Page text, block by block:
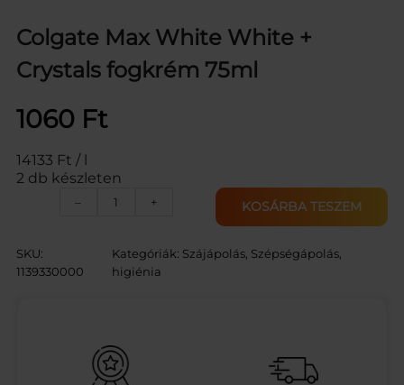
Colgate Max White White +
Crystals fogkrém 75ml
1060 Ft
14133 Ft / l
2 db készleten
–
C
G
A
G
K
+ KOSÁRBA TESZEM
SKU:
1139330000
Kategóriák: Szájápolás, Szépségápolás,
higiénia